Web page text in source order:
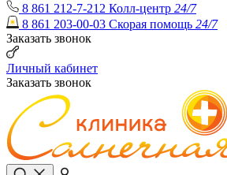
8 861 212-7-212 Колл-центр 24/7
8 861 203-00-03 Скорая помощь 24/7
Заказать звонок
Личный кабинет
Заказать звонок